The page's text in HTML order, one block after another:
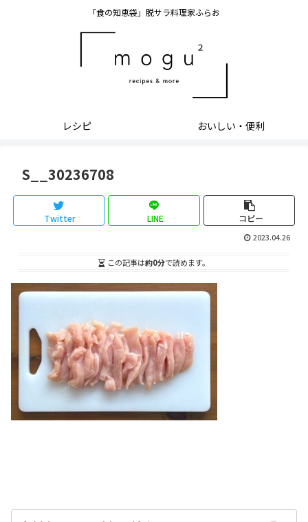
「食の知恵袋」脱サラ料理家ふらお
レシピ おいしい・便利
S__30236708
Twitter LINE コピー
2023.04.26
この記事は約0分で読めます。